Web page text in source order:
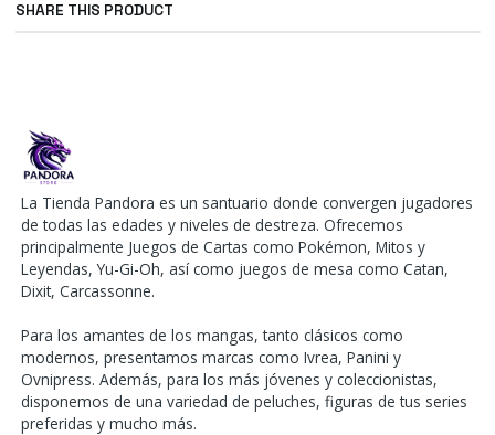
SHARE THIS PRODUCT
La Tienda Pandora es un santuario donde convergen jugadores
de todas las edades y niveles de destreza. Ofrecemos
principalmente Juegos de Cartas como Pokémon, Mitos y
Leyendas, Yu-Gi-Oh, así como juegos de mesa como Catan,
Dixit, Carcassonne.
Para los amantes de los mangas, tanto clásicos como
modernos, presentamos marcas como Ivrea, Panini y
Ovnipress. Además, para los más jóvenes y coleccionistas,
disponemos de una variedad de peluches, figuras de tus series
preferidas y mucho más.